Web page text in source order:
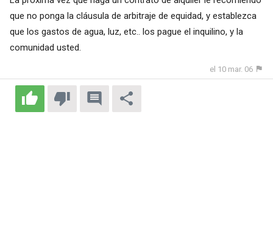
que no ponga la cláusula de arbitraje de equidad, y establezca
que los gastos de agua, luz, etc.. los pague el inquilino, y la
comunidad usted.
el 10 mar. 06